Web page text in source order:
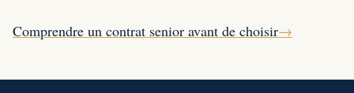
Comprendre un contrat senior avant de choisir→